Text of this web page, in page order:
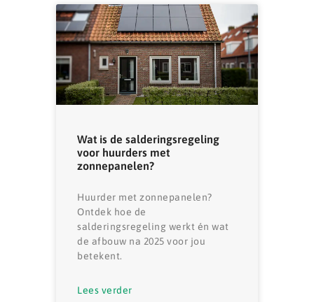
Wat is de salderingsregeling
voor huurders met
zonnepanelen?
Huurder met zonnepanelen?
Ontdek hoe de
salderingsregeling werkt én wat
de afbouw na 2025 voor jou
betekent.
Lees verder